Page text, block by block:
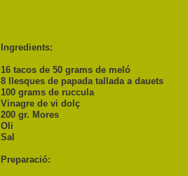
Ingredients:
16 tacos de 50 grams de meló
8 llesques de papada tallada a dauets
100 grams de ruccula
Vinagre de vi dolç
200 gr. Mores
Oli
Sal
Preparació: